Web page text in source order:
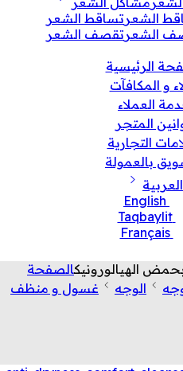
تساقط الشعر
تقصف الشعر
الرئيسية
و المكافآت
العملاء
المتجر
التجارية
بالعمولة
العربية
English
Taqbaylit
Français
الهيالورونيكالصفحة
الوجه غسول و منظف